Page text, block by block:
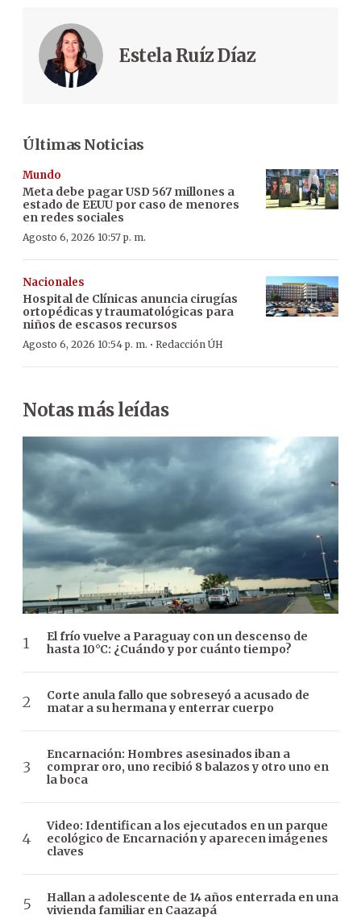
Estela Ruíz Díaz
Últimas Noticias
Mundo
Meta debe pagar USD 567 millones a
estado de EEUU por caso de menores
en redes sociales
Agosto 6, 2026 10:57 p. m.
Nacionales
Hospital de Clínicas anuncia cirugías
ortopédicas y traumatológicas para
niños de escasos recursos
Agosto 6, 2026 10:54 p. m. · Redacción ÚH
Notas más leídas
El frío vuelve a Paraguay con un descenso de
hasta 10°C: ¿Cuándo y por cuánto tiempo?
Corte anula fallo que sobreseyó a acusado de
matar a su hermana y enterrar cuerpo
Encarnación: Hombres asesinados iban a
comprar oro, uno recibió 8 balazos y otro uno en
la boca
Video: Identifican a los ejecutados en un parque
ecológico de Encarnación y aparecen imágenes
claves
Hallan a adolescente de 14 años enterrada en una
vivienda familiar en Caazapá